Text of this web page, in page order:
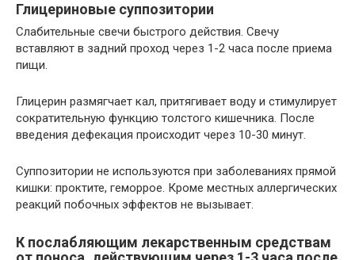
Глицериновые суппозитории
Слабительные свечи быстрого действия. Свечу
вставляют в задний проход через 1-2 часа после приема
пищи.
Глицерин размягчает кал, притягивает воду и стимулирует
сократительную функцию толстого кишечника. После
введения дефекация происходит через 10-30 минут.
Суппозитории не используются при заболеваниях прямой
кишки: проктите, геморрое. Кроме местных аллергических
реакций побочных эффектов не вызывает.
К послабляющим лекарственным средствам